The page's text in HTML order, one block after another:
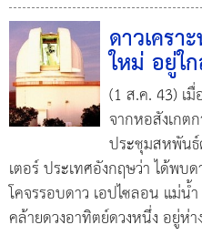
ดาวเครา
ใหม่ อยู่ใ
(1 ส.ค. 43) เ
จากหอสังเกต
ประชุมสหพันธ์
เตอร์ ประเทศอังกฤษว่า ได้พบ
โคจรรอบดาว เอปไซลอน แม่น้
คล้ายดวงอาทิตย์ดวงหนึ่ง อยู่ห่า